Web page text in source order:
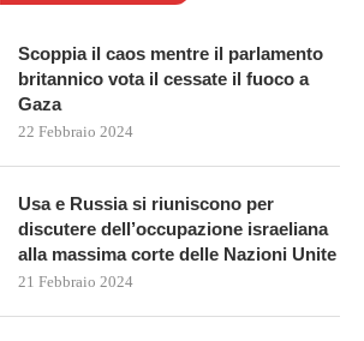
Scoppia il caos mentre il parlamento
britannico vota il cessate il fuoco a
Gaza
22 Febbraio 2024
Usa e Russia si riuniscono per
discutere dell’occupazione israeliana
alla massima corte delle Nazioni Unite
21 Febbraio 2024